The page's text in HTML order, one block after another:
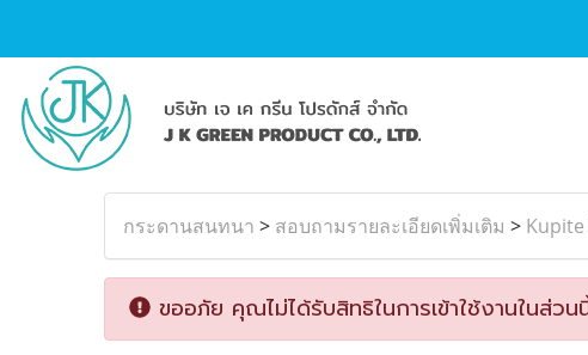
กระดานสนทนา > สอบถามรายละเอียดเพิ่มเติม >
ขออภัย คุณไม่ได้รับสิทธิในการเข้าใช้งานในส่วน